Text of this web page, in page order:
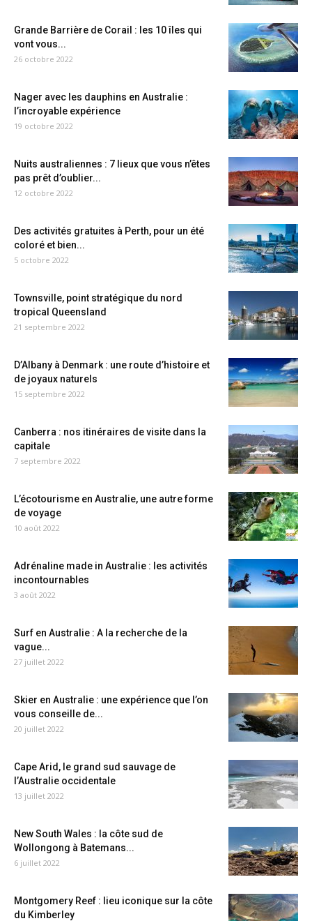
Grande Barrière de Corail : les 10 îles qui
vont vous...
26 octobre 2022
Nager avec les dauphins en Australie :
l’incroyable expérience
19 octobre 2022
Nuits australiennes : 7 lieux que vous n’êtes
pas prêt d’oublier...
12 octobre 2022
Des activités gratuites à Perth, pour un été
coloré et bien...
5 octobre 2022
Townsville, point stratégique du nord
tropical Queensland
21 septembre 2022
D’Albany à Denmark : une route d’histoire et
de joyaux naturels
15 septembre 2022
Canberra : nos itinéraires de visite dans la
capitale
7 septembre 2022
L’écotourisme en Australie, une autre forme
de voyage
10 août 2022
Adrénaline made in Australie : les activités
incontournables
3 août 2022
Surf en Australie : A la recherche de la
vague...
27 juillet 2022
Skier en Australie : une expérience que l’on
vous conseille de...
20 juillet 2022
Cape Arid, le grand sud sauvage de
l’Australie occidentale
13 juillet 2022
New South Wales : la côte sud de
Wollongong à Batemans...
6 juillet 2022
Montgomery Reef : lieu iconique sur la côte
du Kimberley